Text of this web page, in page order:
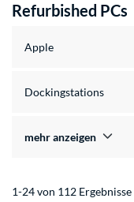
Refurbished PCs
Apple
Dockingstations
mehr anzeigen
1-24 von 112 Ergebnisse